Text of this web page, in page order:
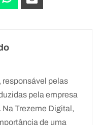
responsável pelas
pela empresa
Trezeme Digital,
de uma